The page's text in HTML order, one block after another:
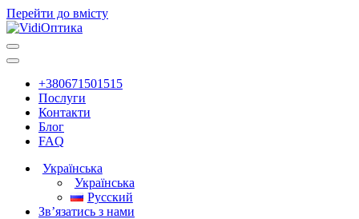
Перейти до вмісту
Головна
навігація
+380671501515
Послуги
Контакти
Блог
FAQ
Українська
Українська
Русский
Зв’язатись з нами